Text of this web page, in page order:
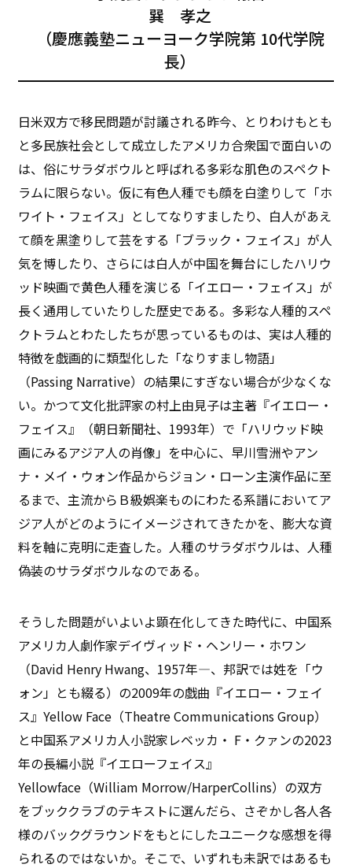
巽 孝之
（慶應義塾ニューヨーク学院第 10代学院
長）
日米双方で移民問題が討議される昨今、とりわけもとも
と多民族社会として成立したアメリカ合衆国で面白いの
は、俗にサラダボウルと呼ばれる多彩な肌色のスペクト
ラムに限らない。仮に有色人種でも顔を白塗りして「ホ
ワイト・フェイス」としてなりすましたり、白人があえ
て顔を黒塗りして芸をする「ブラック・フェイス」が人
気を博したり、さらには白人が中国を舞台にしたハリウ
ッド映画で黄色人種を演じる「イエロー・フェイス」が
長く通用していたりした歴史である。多彩な人種的スペ
クトラムとわたしたちが思っているものは、実は人種的
特徴を戯画的に類型化した「なりすまし物語」
（Passing Narrative）の結果にすぎない場合が少なくな
い。かつて文化批評家の村上由見子は主著『イエロー・
フェイス』（朝日新聞社、1993年）で「ハリウッド映
画にみるアジア人の肖像」を中心に、早川雪洲やアン
ナ・メイ・ウォン作品からジョン・ローン主演作品に至
るまで、主流からＢ級娯楽ものにわたる系譜においてア
ジア人がどのようにイメージされてきたかを、膨大な資
料を軸に克明に走査した。人種のサラダボウルは、人種
偽装のサラダボウルなのである。
そうした問題がいよいよ顕在化してきた時代に、中国系
アメリカ人劇作家デイヴィッド・ヘンリー・ホワン
（David Henry Hwang、1957年―、邦訳では姓を「ウ
ォン」とも綴る）の2009年の戯曲『イエロー・フェイ
ス』Yellow Face（Theatre Communications Group）
と中国系アメリカ人小説家レベッカ・ F・クァンの2023
年の長編小説『イエローフェイス』
Yellowface（William Morrow/HarperCollins）の双方
をブッククラブのテキストに選んだら、さぞかし各人各
様のバックグラウンドをもとにしたユニークな感想を得
られるのではないか。そこで、いずれも未訳ではあるも